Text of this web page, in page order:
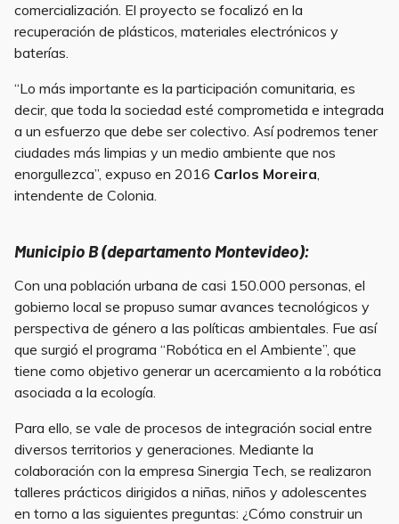
comercialización. El proyecto se focalizó en la
recuperación de plásticos, materiales electrónicos y
baterías.
“Lo más importante es la participación comunitaria, es
decir, que toda la sociedad esté comprometida e integrada
a un esfuerzo que debe ser colectivo. Así podremos tener
ciudades más limpias y un medio ambiente que nos
enorgullezca”, expuso en 2016 Carlos Moreira,
intendente de Colonia.
Municipio B (departamento Montevideo):
Con una población urbana de casi 150.000 personas, el
gobierno local se propuso sumar avances tecnológicos y
perspectiva de género a las políticas ambientales. Fue así
que surgió el programa “Robótica en el Ambiente”, que
tiene como objetivo generar un acercamiento a la robótica
asociada a la ecología.
Para ello, se vale de procesos de integración social entre
diversos territorios y generaciones. Mediante la
colaboración con la empresa Sinergia Tech, se realizaron
talleres prácticos dirigidos a niñas, niños y adolescentes
en torno a las siguientes preguntas: ¿Cómo construir un